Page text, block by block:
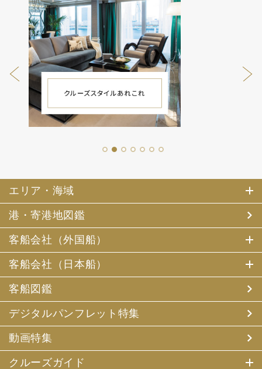
1 2 3 4 5 6 7
エリア・海域
港・寄港地図鑑
客船会社（外国船）
客船会社（日本船）
客船図鑑
デジタルパンフレット特集
動画特集
クルーズガイド